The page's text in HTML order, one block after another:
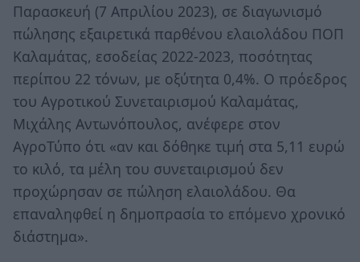
Παρασκευή (7 Απριλίου 2023), σε διαγωνισμό
πώλησης εξαιρετικά παρθένου ελαιολάδου ΠΟΠ
Καλαμάτας, εσοδείας 2022-2023, ποσότητας
περίπου 22 τόνων, με οξύτητα 0,4%. Ο πρόεδρος
του Αγροτικού Συνεταιρισμού Καλαμάτας,
Μιχάλης Αντωνόπουλος, ανέφερε στον
ΑγροΤύπο ότι «αν και δόθηκε τιμή στα 5,11 ευρώ
το κιλό, τα μέλη του συνεταιρισμού δεν
προχώρησαν σε πώληση ελαιολάδου. Θα
επαναληφθεί η δημοπρασία το επόμενο χρονικό
διάστημα».